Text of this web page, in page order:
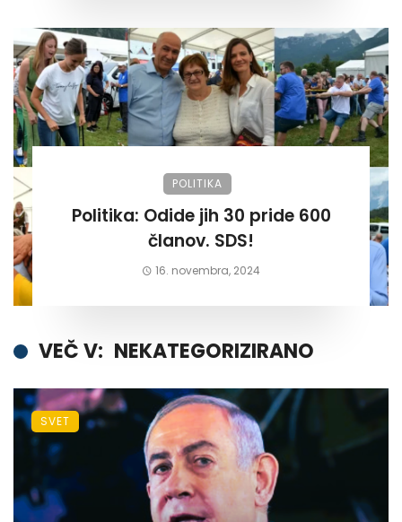
POLITIKA
Politika: Odide jih 30 pride 600
članov. SDS!
16. novembra, 2024
VEČ V: NEKATEGORIZIRANO
SVET